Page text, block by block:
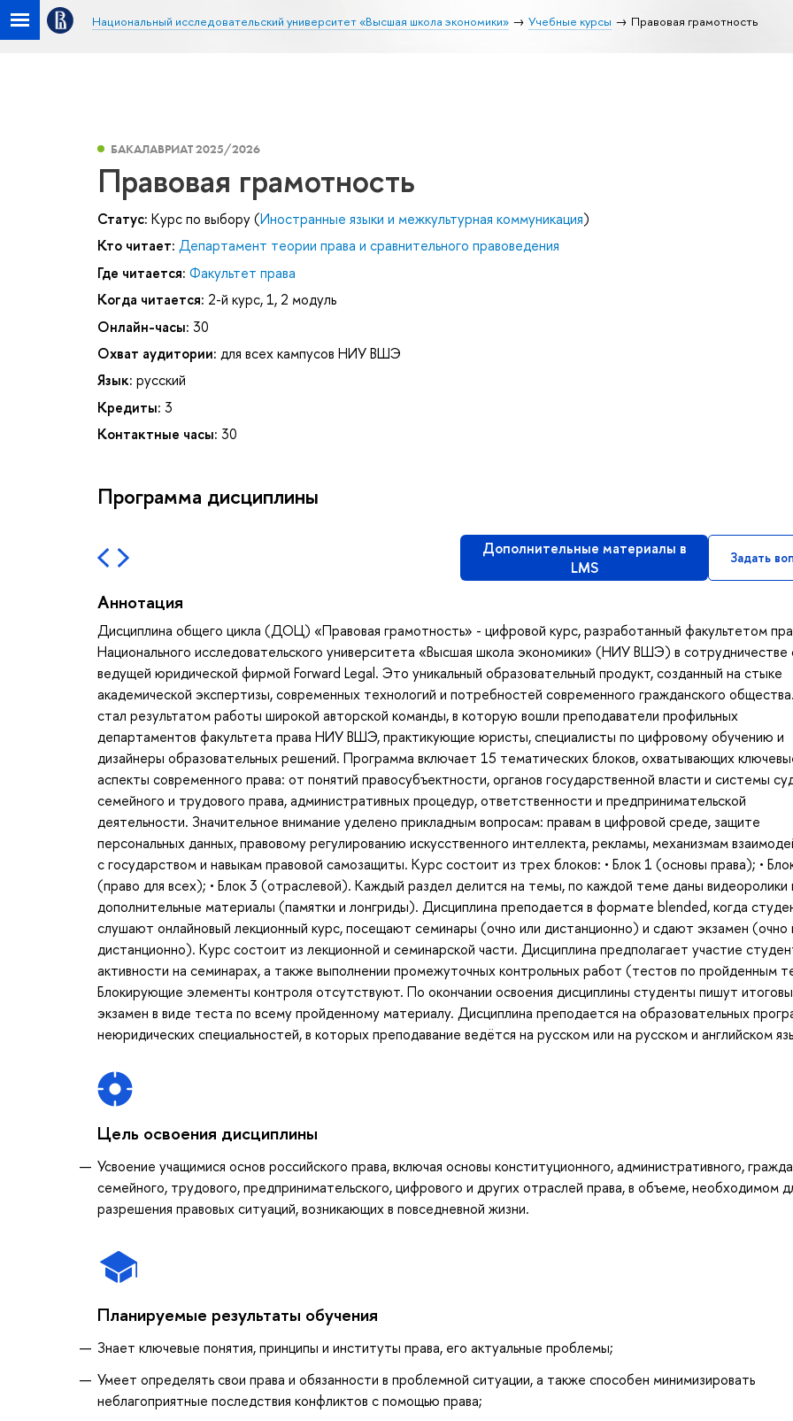
Национальный исследовательский университет «Высшая школа экономики» Учебные курсы Правовая грамотность
БАКАЛАВРИАТ 2025/2026
Правовая грамотность
Статус: Курс по выбору (Иностранные языки и межкультурная коммуникация)
Кто читает: Департамент теории права и сравнительного правоведения
Где читается: Факультет права
Когда читается: 2-й курс, 1, 2 модуль
Онлайн-часы: 30
Охват аудитории: для всех кампусов НИУ ВШЭ
Язык: русский
Кредиты: 3
Контактные часы: 30
Программа дисциплины
Дополнительные материалы в
LMS
Задать
Аннотация
Дисциплина общего цикла (ДОЦ) «Правовая грамотность» - цифровой курс, разработанный факультетом
Национального исследовательского университета «Высшая школа экономики» (НИУ ВШЭ) в сотрудничестве
ведущей юридической фирмой Forward Legal. Это уникальный образовательный продукт, созданный на стыке
академической экспертизы, современных технологий и потребностей современного гражданского
стал результатом работы широкой авторской команды, в которую вошли преподаватели профильных
департаментов факультета права НИУ ВШЭ, практикующие юристы, специалисты по цифровому обучению и
дизайнеры образовательных решений. Программа включает 15 тематических блоков, охватывающих
аспекты современного права: от понятий правосубъектности, органов государственной власти и системы
семейного и трудового права, административных процедур, ответственности и предпринимательской
деятельности. Значительное внимание уделено прикладным вопросам: правам в цифровой среде, защите
персональных данных, правовому регулированию искусственного интеллекта, рекламы, механизмам
с государством и навыкам правовой самозащиты. Курс состоит из трех блоков: • Блок 1 (основы права); •
(право для всех); • Блок 3 (отраслевой). Каждый раздел делится на темы, по каждой теме даны видеоролики
дополнительные материалы (памятки и лонгриды). Дисциплина преподается в формате blended, когда
слушают онлайновый лекционный курс, посещают семинары (очно или дистанционно) и сдают экзамен (очно
дистанционно). Курс состоит из лекционной и семинарской части. Дисциплина предполагает участие
активности на семинарах, а также выполнении промежуточных контрольных работ (тестов по пройденным
Блокирующие элементы контроля отсутствуют. По окончании освоения дисциплины студенты пишут
экзамен в виде теста по всему пройденному материалу. Дисциплина преподается на образовательных
неюридических специальностей, в которых преподавание ведётся на русском или на русском и английском
Цель освоения дисциплины
Усвоение учащимися основ российского права, включая основы конституционного, административного,
семейного, трудового, предпринимательского, цифрового и других отраслей права, в объеме, необходимом
разрешения правовых ситуаций, возникающих в повседневной жизни.
Планируемые результаты обучения
Знает ключевые понятия, принципы и институты права, его актуальные проблемы;
Умеет определять свои права и обязанности в проблемной ситуации, а также способен минимизировать
неблагоприятные последствия конфликтов с помощью права;